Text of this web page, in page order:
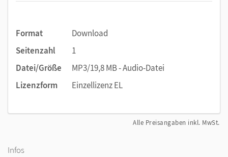
Format
Download
Seitenzahl
1
Datei/Größe
MP3/19,8 MB - Audio-Datei
Lizenzform
Einzellizenz EL
Alle Preisangaben inkl. MwSt.
Infos